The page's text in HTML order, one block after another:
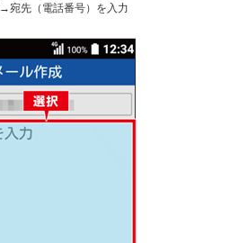
→宛先（電話番号）を入力